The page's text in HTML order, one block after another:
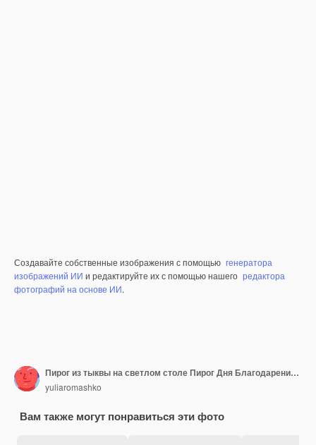
Создавайте собственные изображения с помощью генератора
изображений ИИ и редактируйте их с помощью нашего редактора
фотографий на основе ИИ.
Пирог из тыквы на светлом столе Пирог Дня Благодарения домашнее выпечка
yuliaromashko
Вам также могут понравиться эти фото